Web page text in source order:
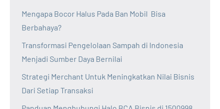
Mengapa Bocor Halus Pada Ban Mobil Bisa
Berbahaya?
Transformasi Pengelolaan Sampah di Indonesia
Menjadi Sumber Daya Bernilai
Strategi Merchant Untuk Meningkatkan Nilai Bisnis
Dari Setiap Transaksi